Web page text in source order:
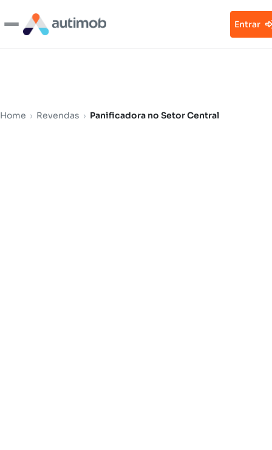
Entrar
Home › Revendas › Panificadora no Setor Central